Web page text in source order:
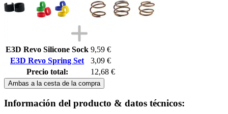
E3D Revo Silicone Sock 9,59 €
E3D Revo Spring Set
3,09 €
Precio total:
12,68 €
Ambas a la cesta de la compra
Información del producto & datos técnicos: